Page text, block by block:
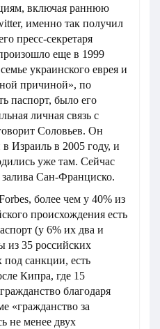
включая раннюю
именно так получил
пресс-секретаря
еще в 1999
украинского еврея и
причиной», по
паспорт, было его
личная связь с
Соловьев. Он
в Израиль в 2005 году, и
уже там. Сейчас
Сан-Франциско.
более чем у 40% из
происхождения есть
(у 6% их два и
из 35 российских
санкции, есть
Кипра, где 15
благодаря
«гражданство за
не менее двух